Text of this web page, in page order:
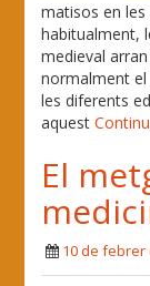
matisos en les
habitualment,
medieval
normalment
les diferents
aquest
El
10 de febrer